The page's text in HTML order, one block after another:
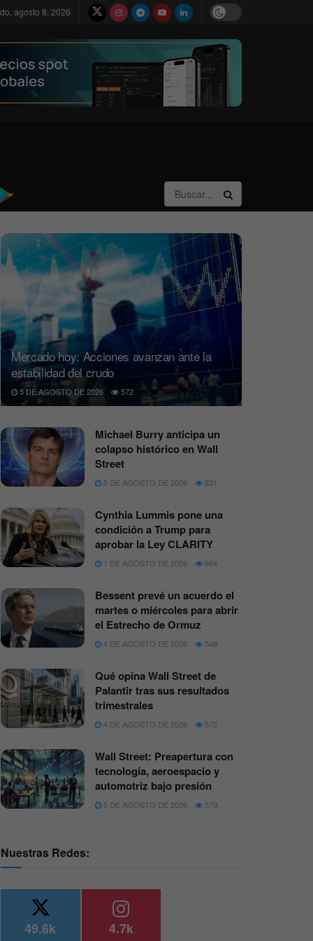
agosto 8, 2026
Mercado hoy: Acciones avanzan ante la
estabilidad del crudo
5 DE AGOSTO DE 2026 572
Michael Burry anticipa un
colapso histórico en Wall
Street
5 DE AGOSTO DE 2026 831
Cynthia Lummis pone una
condición a Trump para
aprobar la Ley CLARITY
1 DE AGOSTO DE 2026 664
Bessent prevé un acuerdo el
martes o miércoles para abrir
el Estrecho de Ormuz
4 DE AGOSTO DE 2026 548
Qué opina Wall Street de
Palantir tras sus resultados
trimestrales
4 DE AGOSTO DE 2026 572
Wall Street: Preapertura con
tecnología, aeroespacio y
automotriz bajo presión
5 DE AGOSTO DE 2026 579
Nuestras Redes:
49.6k 4.7k